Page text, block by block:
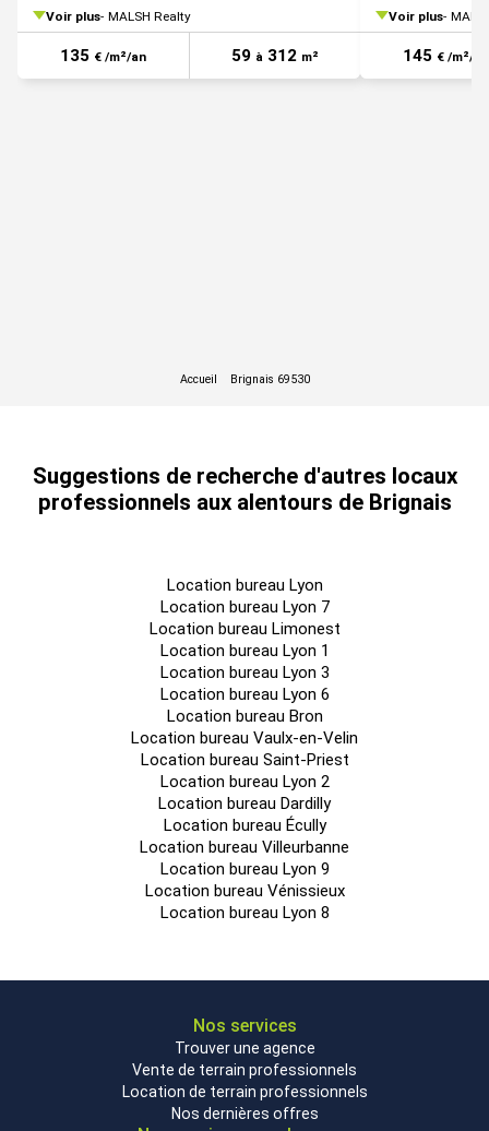
Voir plus MALSH Realty
135 € /m²/an 59 à 312 m²
Voir plus
145 € /m²/an
Suggestions de recherche d'autres locaux
professionnels aux alentours de Brignais
Location bureau Lyon
Location bureau Lyon 7
Location bureau Limonest
Location bureau Lyon 1
Location bureau Lyon 3
Location bureau Lyon 6
Location bureau Bron
Location bureau Vaulx-en-Velin
Location bureau Saint-Priest
Location bureau Lyon 2
Location bureau Dardilly
Location bureau Écully
Location bureau Villeurbanne
Location bureau Lyon 9
Location bureau Vénissieux
Location bureau Lyon 8
Nos services
Trouver une agence
Vente de terrain professionnels
Location de terrain professionnels
Nos dernières offres